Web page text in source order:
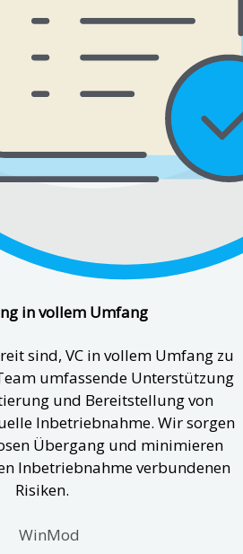
in vollem Umfang
sind, VC in vollem Umfang zu
umfassende Unterstützung
und Bereitstellung von
Inbetriebnahme. Wir sorgen
Übergang und minimieren
Inbetriebnahme verbundenen
Risiken.